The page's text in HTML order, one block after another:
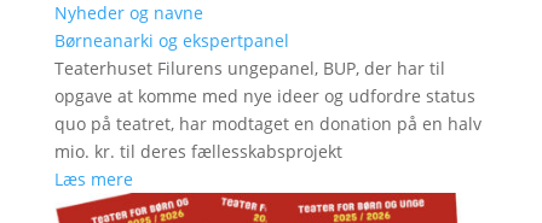
Nyheder og navne
Børneanarki og ekspertpanel
Teaterhuset Filurens ungepanel, BUP, der har til
opgave at komme med nye ideer og udfordre status
quo på teatret, har modtaget en donation på en halv
mio. kr. til deres fællesskabsprojekt
Læs mere